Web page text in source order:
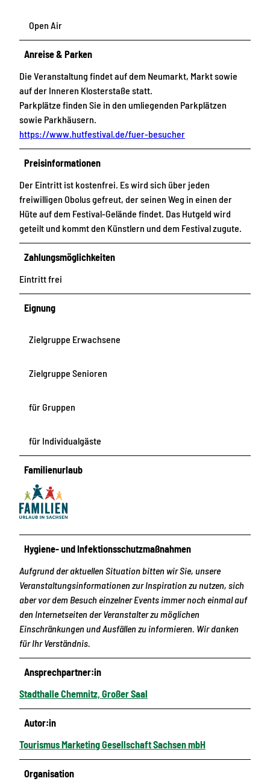
Open Air
Anreise & Parken
Die Veranstaltung findet auf dem Neumarkt, Markt sowie
auf der Inneren Klosterstaße statt.
Parkplätze finden Sie in den umliegenden Parkplätzen
sowie Parkhäusern.
https://www.hutfestival.de/fuer-besucher
Preisinformationen
Der Eintritt ist kostenfrei. Es wird sich über jeden
freiwilligen Obolus gefreut, der seinen Weg in einen der
Hüte auf dem Festival-Gelände findet. Das Hutgeld wird
geteilt und kommt den Künstlern und dem Festival zugute.
Zahlungsmöglichkeiten
Eintritt frei
Eignung
Zielgruppe Erwachsene
Zielgruppe Senioren
für Gruppen
für Individualgäste
Familienurlaub
Hygiene- und Infektionsschutzmaßnahmen
Aufgrund der aktuellen Situation bitten wir Sie, unsere
Veranstaltungsinformationen zur Inspiration zu nutzen, sich
aber vor dem Besuch einzelner Events immer noch einmal auf
den Internetseiten der Veranstalter zu möglichen
Einschränkungen und Ausfällen zu informieren. Wir danken
für Ihr Verständnis.
Ansprechpartner:in
Stadthalle Chemnitz, Großer Saal
Autor:in
Tourismus Marketing Gesellschaft Sachsen mbH
Organisation